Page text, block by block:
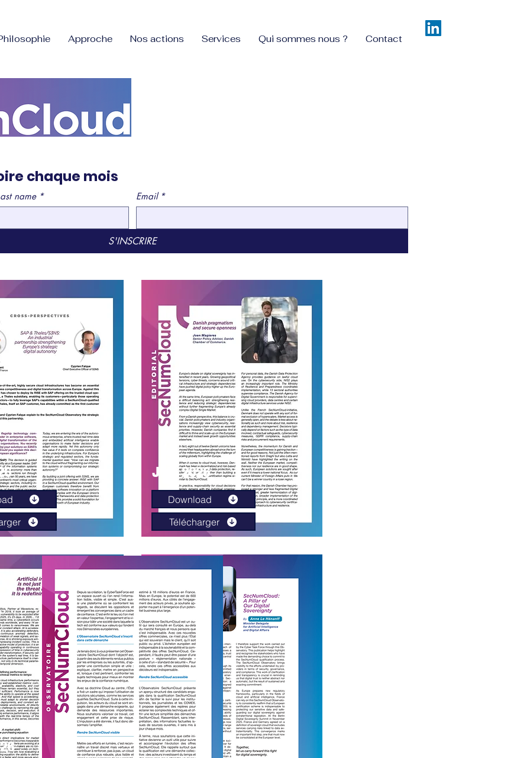
Approche Nos actions Services Qui sommes nous ? Contact
chaque mois
name * Email *
S'INSCRIRE
Juin 2026
Download
Télécharger
Mars 2026